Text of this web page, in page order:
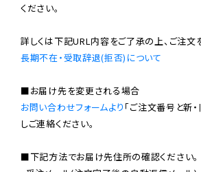
ください。
長期不在・受取辞退(拒否)について
お問い合わせフォームより 「ご注文番号と新
しご連絡ください。
■下記方法でお届け先住所の確認ください。